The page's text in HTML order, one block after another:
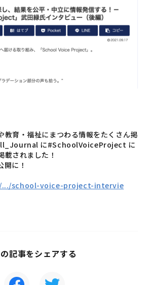
教育・福祉にまつわる情報をたくさん掲
に#SchoolVoiceProject に
載されました！
開に！
school-voice-project-intervie
記事をシェアする